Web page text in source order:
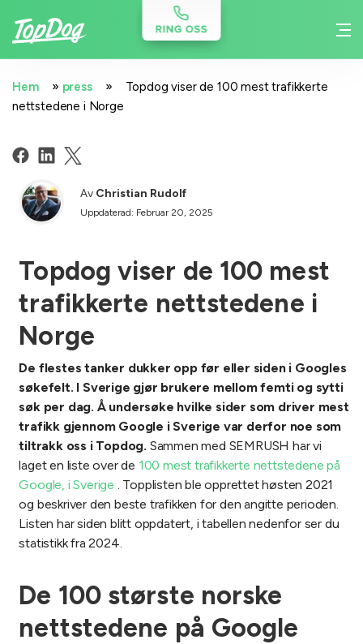
Hem » press »
Topdog viser de 100 mest trafikkerte
nettstedene i Norge
Av Christian Rudolf
Uppdaterad: Februar 20, 2025
Topdog viser de 100 mest
trafikkerte nettstedene i
Norge
De flestes tanker dukker opp før eller siden i Googles
søkefelt. I Sverige gjør brukere mellom femti og sytti
søk per dag. Å undersøke hvilke sider som driver mest
trafikk gjennom Google i Sverige var derfor noe som
tiltrakk oss i Topdog. Sammen med SEMRUSH har vi
laget en liste over de 100 mest trafikkerte nettstedene på
Google, i Sverige . Topplisten ble opprettet høsten 2021
og beskriver den beste trafikken for den angitte perioden.
Listen har siden blitt oppdatert, i tabellen nedenfor ser du
statistikk fra 2024.
De 100 største norske
nettstedene på Google